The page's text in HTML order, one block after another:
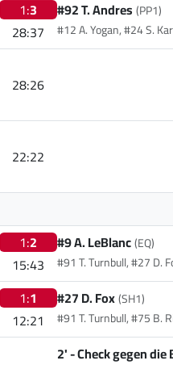
1:3
28:37
#92 T. Andres(PP1)
#12 A. Yogan, #24 S.
28:26
22:22
1:2
15:43
#9 A. LeBlanc(EQ)
#91 T. Turnbull, #27 D.
1:1
12:21
#27 D. Fox(SH1)
#91 T. Turnbull, #75 B.
2' -Check gegen die